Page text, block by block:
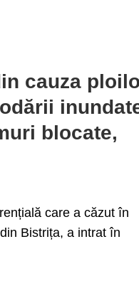
cauza
blocate,
care a căzut în
Bistrița, a intrat în